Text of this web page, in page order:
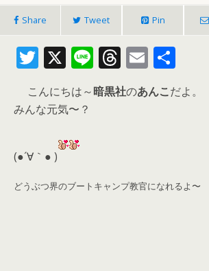
Share Tweet Pin
T
w
itt
er
X Li
n
e
T
h
re
E
m
ai
有
こんにちは～暗黒社のあんこだよ。
みんな元気〜？
(●´∀｀● )
どうぶつ界のブートキャンプ教官になれるよ〜